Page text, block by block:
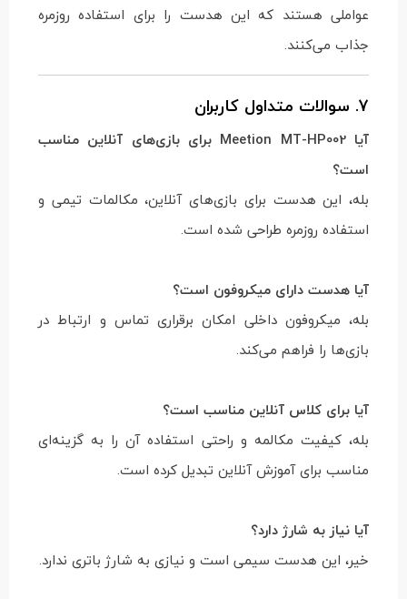
عواملی هستند که این هدست را برای استفاده روزمره
جذاب می‌کنند.
7. سوالات متداول کاربران
آیا Meetion MT-HP002 برای بازی‌های آنلاین مناسب
است؟
بله، این هدست برای بازی‌های آنلاین، مکالمات تیمی و
استفاده روزمره طراحی شده است.
آیا هدست دارای میکروفون است؟
بله، میکروفون داخلی امکان برقراری تماس و ارتباط در
بازی‌ها را فراهم می‌کند.
آیا برای کلاس آنلاین مناسب است؟
بله، کیفیت مکالمه و راحتی استفاده آن را به گزینه‌ای
مناسب برای آموزش آنلاین تبدیل کرده است.
آیا نیاز به شارژ دارد؟
خیر، این هدست سیمی است و نیازی به شارژ باتری ندارد.